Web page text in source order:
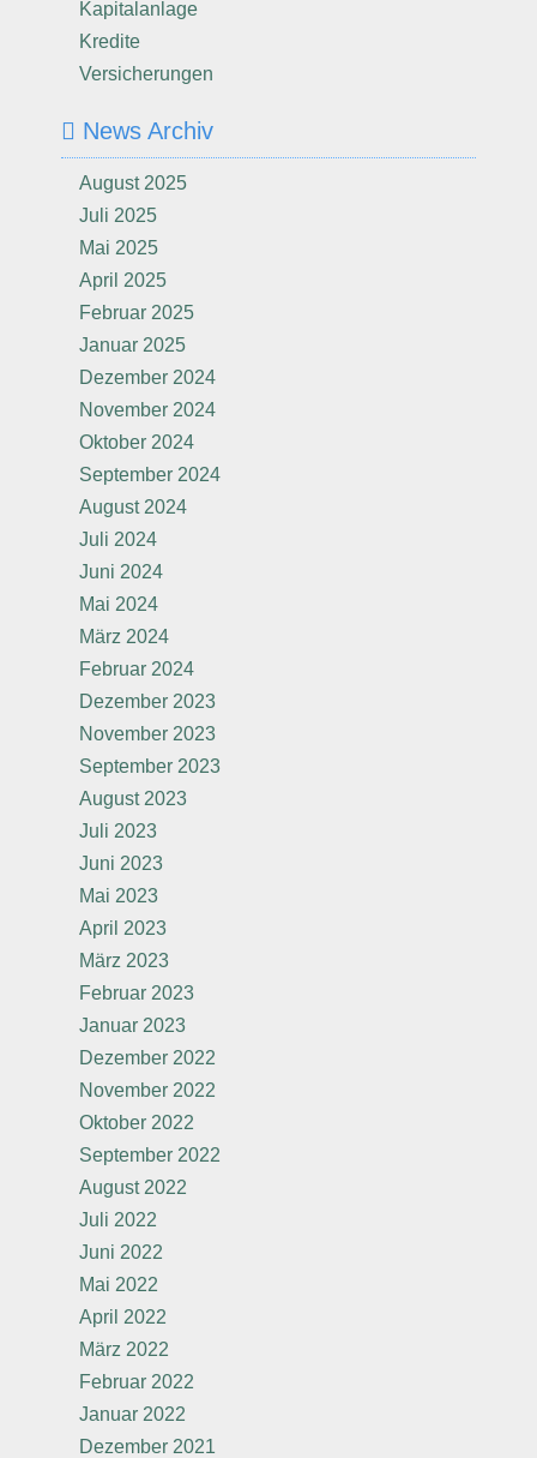
Kapitalanlage
Kredite
Versicherungen
News Archiv
August 2025
Juli 2025
Mai 2025
April 2025
Februar 2025
Januar 2025
Dezember 2024
November 2024
Oktober 2024
September 2024
August 2024
Juli 2024
Juni 2024
Mai 2024
März 2024
Februar 2024
Dezember 2023
November 2023
September 2023
August 2023
Juli 2023
Juni 2023
Mai 2023
April 2023
März 2023
Februar 2023
Januar 2023
Dezember 2022
November 2022
Oktober 2022
September 2022
August 2022
Juli 2022
Juni 2022
Mai 2022
April 2022
März 2022
Februar 2022
Januar 2022
Dezember 2021